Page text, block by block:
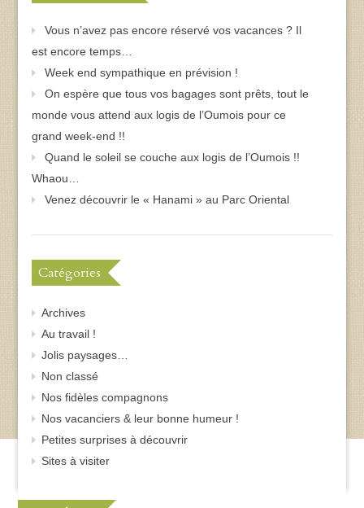
Vous n’avez pas encore réservé vos vacances ? Il
est encore temps…
Week end sympathique en prévision !
On espère que tous vos bagages sont prêts, tout le
monde vous attend aux logis de l’Oumois pour ce
grand week-end !!
Quand le soleil se couche aux logis de l’Oumois !!
Whaou…
Venez découvrir le « Hanami » au Parc Oriental
Catégories
Archives
Au travail !
Jolis paysages…
Non classé
Nos fidèles compagnons
Nos vacanciers & leur bonne humeur !
Petites surprises à découvrir
Sites à visiter